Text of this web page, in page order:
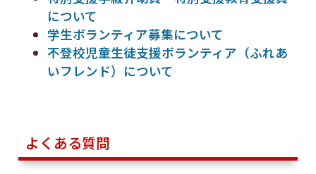
について
学生ボランティア募集について
不登校児童生徒支援ボランティア（ふれあ
いフレンド）について
よくある質問